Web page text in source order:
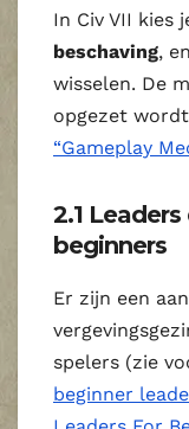
In Civ VII kies
beschaving,
wisselen. De
opgezet
“Gameplay
2.1
beginners
Er zijn een
spelers (zie
beginner